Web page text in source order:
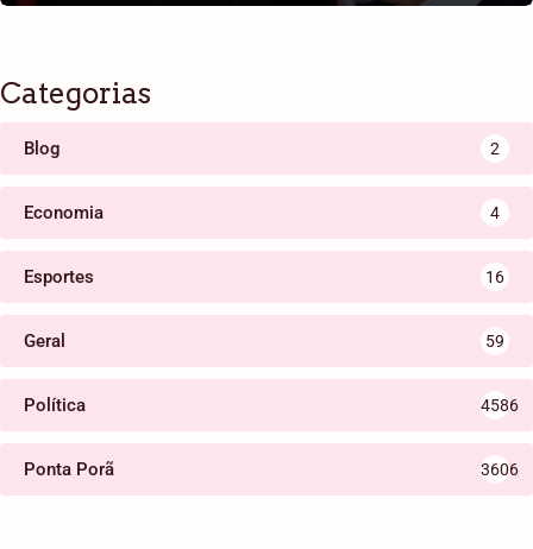
Categorias
Blog 2
Economia 4
Esportes 16
Geral 59
Política 4586
Ponta Porã 3606